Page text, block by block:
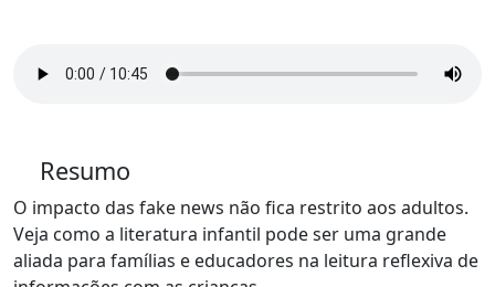
Resumo
O impacto das fake news não fica restrito aos adultos.
Veja como a literatura infantil pode ser uma grande
aliada para famílias e educadores na leitura reflexiva de